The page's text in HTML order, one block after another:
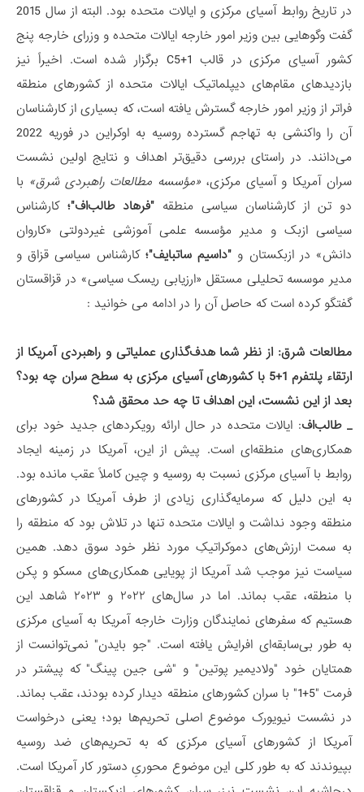
در تاریخ روابط آسیای مرکزی و ایالات متحده بود. البته از سال 2015
گفت وگوهایی بین وزیر امور خارجه ایالات متحده و وزرای خارجه پنج
کشور آسیای مرکزی در قالب C5+1 برگزار شده است. اخیراً نیز
بازدیدهای مقام‌های دیپلماتیک ایالات متحده از کشورهای منطقه
فراتر از وزیر امور خارجه گسترش یافته است، که بسیاری از کارشناسان
آن را واکنشی به تهاجم گسترده روسیه به اوکراین در فوریه 2022
می‌دانند. در راستای بررسی دقیق‌تر اهداف و نتایج اولین نشست
سران آمریکا و آسیای مرکزی،«مؤسسه مطالعات راهبردی شرق» با
دو تن از کارشناسان سیاسی منطقه "فرهاد طالب‌اف"؛کارشناس
سیاسی ازبک و مدیر مؤسسه علمی آموزشی غیردولتی «کاروان
دانش» در ازبکستان و "داسیم ساتبایف"؛کارشناس سیاسی قزاق و
مدیر موسسه تحلیلی مستقل «ارزیابی ریسک سیاسی» در قزاقستان
گفتگو کرده است که حاصل آن را در ادامه می خوانید :
مطالعات شرق: از نظر شما هدف‌گذاری عملیاتی و راهبردی آمریکا از
ارتقاء پلتفرم 1+5 با کشورهای آسیای مرکزی به سطح سران چه بود؟
بعد از این نشست، این اهداف تا چه حد محقق شد؟
_ طالب‌اف: ایالات متحده در حال ارائه رویکردهای جدید خود برای
همکاری‌های منطقه‌ای است. پیش از این، آمریکا در زمینه ایجاد
روابط با آسیای مرکزی نسبت به روسیه و چین کاملاً عقب مانده بود.
به این دلیل که سرمایه‌گذاری زیادی از طرف آمریکا در کشورهای
منطقه وجود نداشت و ایالات متحده تنها در تلاش بود که منطقه را
به سمت ارزش‌های دموکراتیکِ مورد نظر خود سوق دهد. همین
سیاست نیز موجب شد آمریکا از پویایی همکاری‌های مسکو و پکن
با منطقه، عقب بماند. اما در سال‌های ۲۰۲۲ و ۲۰۲۳ شاهد این
هستیم که سفرهای نمایندگان وزارت خارجه آمریکا به آسیای مرکزی
به طور بی‌سابقه‌ای افرایش یافته است. "جو بایدن" نمی‌توانست از
همتایان خود "ولادیمیر پوتین" و "شی جین پینگ" که پیشتر در
فرمت "5+1" با سران کشورهای منطقه دیدار کرده بودند، عقب بماند.
در نشست نیویورک موضوع اصلی تحریم‌ها بود؛ یعنی درخواست
آمریکا از کشورهای آسیای مرکزی که به تحریم‌های ضد روسیه
بپیوندند که به طور کلی این موضوع محوریِ دستور کار آمریکا است.